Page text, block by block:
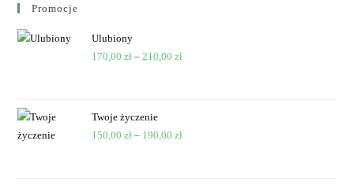
Promocje
Ulubiony
170,00zł – 210,00zł
Twoje życzenie
150,00zł – 190,00zł